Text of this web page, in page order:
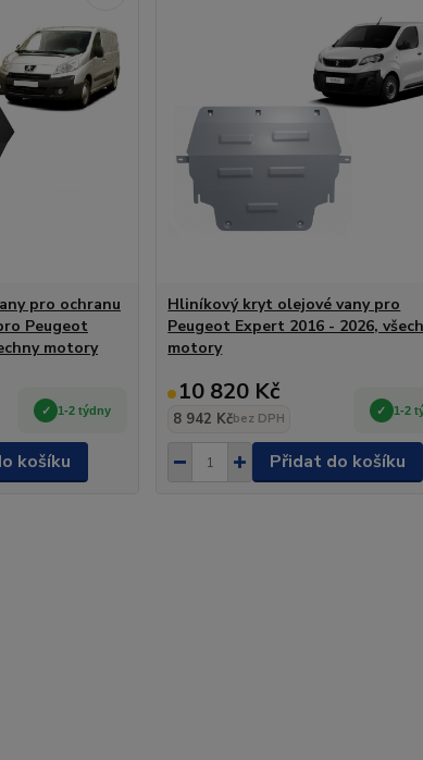
pro ochranu
Peugeot
motory
1-2 týdny
košíku
Hliníkový kryt olejové vany pro
Peugeot Expert 2016 - 2026,
motory
10 820 Kč
8 942 Kčbez DPH
1-2
Přidat do košíku